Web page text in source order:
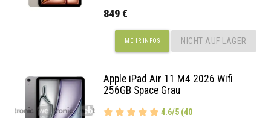
849 €
MEHR INFOS NICHT AUF LAGER
Apple iPad Air 11 M4 2026 Wifi
256GB Space Grau
4.6/5 (40